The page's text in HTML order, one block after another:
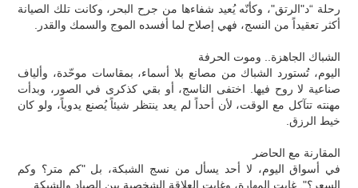
رحلة “د"الرتق"، وكأنّه يُعيد شفاءها من جرح البحر، وكانت تلك الصيانة
أكثر تعقيداً من النسج، فهي إصلاح لما أفسده الموج والسمك والقدر.
الشباك الجاهزة.. وموت الحرفة
اليوم، تُستورد الشباك من مصانع بلا أسماء، بمقاسات موحّدة، وألياف
صناعية لا روح فيها. اختفى الناسج، أو بقي كذكرى في الصور، وبدأت
مهنته تتآكل مع الوقت، لأن أحداً لم يعد ينتظر شيئاً يُصنع يدوياً، ولو كان
خيط الرزق.
المقارنة مع الحاضر
في أسواق اليوم، لا أحد يسأل من نسج الشبكة، بل "كم متر؟ وكم
السعر؟". غابت المهارة، وغابت العلاقة الشخصية بين الصياد والشبكة.